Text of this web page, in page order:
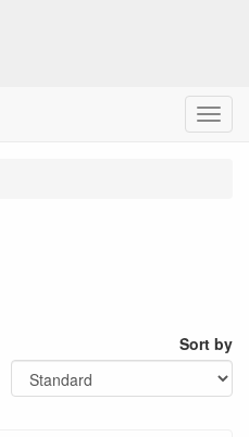
Menu
Sort by